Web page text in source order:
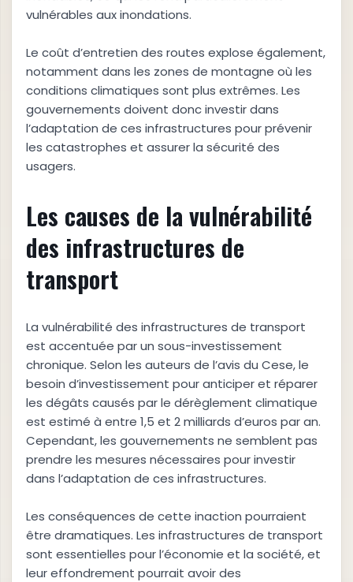
vulnérables aux inondations.
Le coût d’entretien des routes explose également,
notamment dans les zones de montagne où les
conditions climatiques sont plus extrêmes. Les
gouvernements doivent donc investir dans
l’adaptation de ces infrastructures pour prévenir
les catastrophes et assurer la sécurité des
usagers.
Les causes de la vulnérabilité
des infrastructures de
transport
La vulnérabilité des infrastructures de transport
est accentuée par un sous-investissement
chronique. Selon les auteurs de l’avis du Cese, le
besoin d’investissement pour anticiper et réparer
les dégâts causés par le dérèglement climatique
est estimé à entre 1,5 et 2 milliards d’euros par an.
Cependant, les gouvernements ne semblent pas
prendre les mesures nécessaires pour investir
dans l’adaptation de ces infrastructures.
Les conséquences de cette inaction pourraient
être dramatiques. Les infrastructures de transport
sont essentielles pour l’économie et la société, et
leur effondrement pourrait avoir des